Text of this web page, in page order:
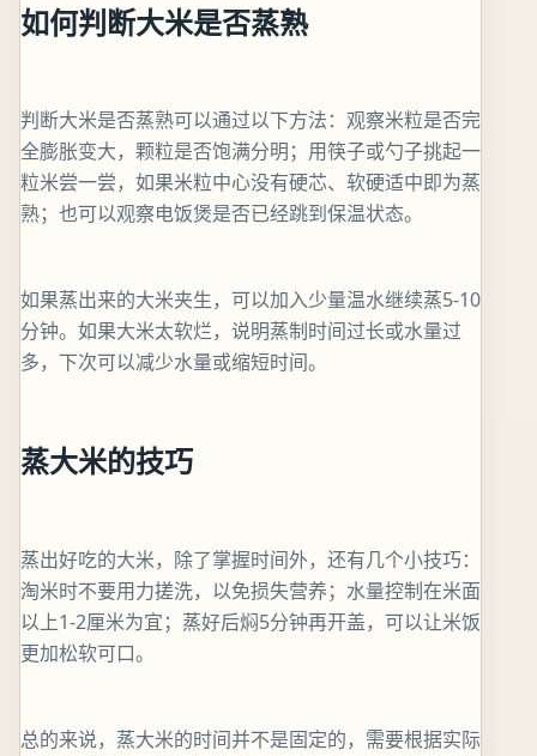
如何判断大米是否蒸熟
判断大米是否蒸熟可以通过以下方法：观察米粒是否完
全膨胀变大，颗粒是否饱满分明；用筷子或勺子挑起一
粒米尝一尝，如果米粒中心没有硬芯、软硬适中即为蒸
熟；也可以观察电饭煲是否已经跳到保温状态。
如果蒸出来的大米夹生，可以加入少量温水继续蒸5-10
分钟。如果大米太软烂，说明蒸制时间过长或水量过
多，下次可以减少水量或缩短时间。
蒸大米的技巧
蒸出好吃的大米，除了掌握时间外，还有几个小技巧：
淘米时不要用力搓洗，以免损失营养；水量控制在米面
以上1-2厘米为宜；蒸好后焖5分钟再开盖，可以让米饭
更加松软可口。
总的来说，蒸大米的时间并不是固定的，需要根据实际